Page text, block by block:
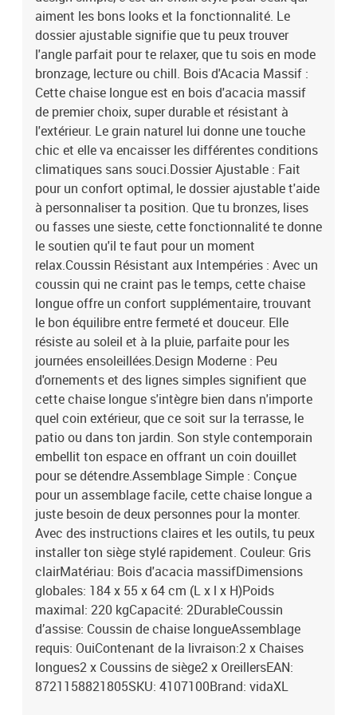
aiment les bons looks et la fonctionnalité. Le
dossier ajustable signifie que tu peux trouver
l'angle parfait pour te relaxer, que tu sois en mode
bronzage, lecture ou chill. Bois d'Acacia Massif :
Cette chaise longue est en bois d'acacia massif
de premier choix, super durable et résistant à
l'extérieur. Le grain naturel lui donne une touche
chic et elle va encaisser les différentes conditions
climatiques sans souci.Dossier Ajustable : Fait
pour un confort optimal, le dossier ajustable t'aide
à personnaliser ta position. Que tu bronzes, lises
ou fasses une sieste, cette fonctionnalité te donne
le soutien qu'il te faut pour un moment
relax.Coussin Résistant aux Intempéries : Avec un
coussin qui ne craint pas le temps, cette chaise
longue offre un confort supplémentaire, trouvant
le bon équilibre entre fermeté et douceur. Elle
résiste au soleil et à la pluie, parfaite pour les
journées ensoleillées.Design Moderne : Peu
d'ornements et des lignes simples signifient que
cette chaise longue s'intègre bien dans n'importe
quel coin extérieur, que ce soit sur la terrasse, le
patio ou dans ton jardin. Son style contemporain
embellit ton espace en offrant un coin douillet
pour se détendre.Assemblage Simple : Conçue
pour un assemblage facile, cette chaise longue a
juste besoin de deux personnes pour la monter.
Avec des instructions claires et les outils, tu peux
installer ton siège stylé rapidement. Couleur: Gris
clairMatériau: Bois d'acacia massifDimensions
globales: 184 x 55 x 64 cm (L x l x H)Poids
maximal: 220 kgCapacité: 2DurableCoussin
d’assise: Coussin de chaise longueAssemblage
requis: OuiContenant de la livraison:2 x Chaises
longues2 x Coussins de siège2 x OreillersEAN:
8721158821805SKU: 4107100Brand: vidaXL